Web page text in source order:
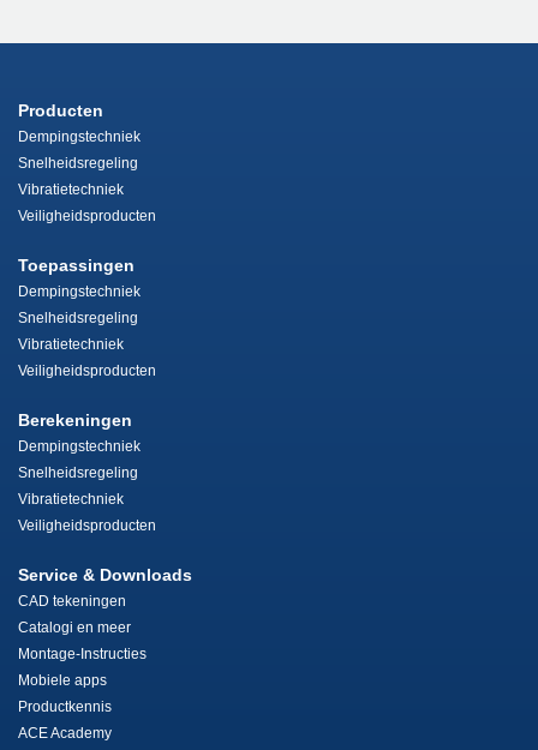
Producten
Dempingstechniek
Snelheidsregeling
Vibratietechniek
Veiligheidsproducten
Toepassingen
Dempingstechniek
Snelheidsregeling
Vibratietechniek
Veiligheidsproducten
Berekeningen
Dempingstechniek
Snelheidsregeling
Vibratietechniek
Veiligheidsproducten
Service & Downloads
CAD tekeningen
Catalogi en meer
Montage-Instructies
Mobiele apps
Productkennis
ACE Academy